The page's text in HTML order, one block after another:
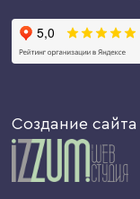
Создание сайта